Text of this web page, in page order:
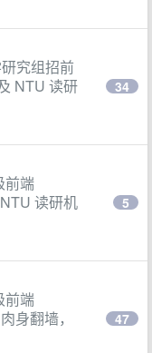
究组招前
NTU 读研
34
前端
读研机
5
前端
身翻墙，
47